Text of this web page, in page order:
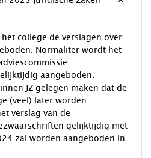
college de verslagen over
Normaliter wordt het
aangeboden.
JZ gelegen maken dat de
(veel) later worden
verslag van de
gelijktijdig met
zal worden aangeboden in